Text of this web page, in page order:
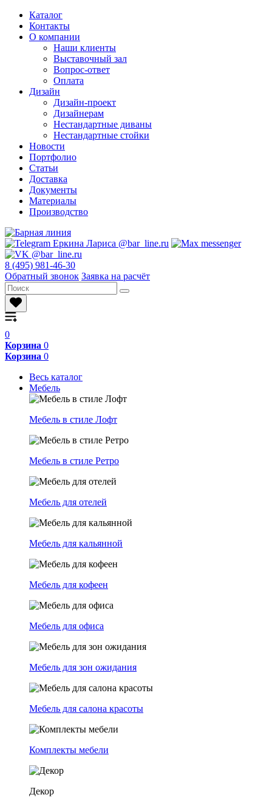
Каталог
Контакты
О компании
Наши клиенты
Выставочный зал
Вопрос-ответ
Оплата
Дизайн
Дизайн-проект
Дизайнерам
Нестандартные диваны
Нестандартные стойки
Новости
Портфолио
Статьи
Доставка
Документы
Материалы
Производство
8 (495) 981-46-30
Обратный звонок Заявка на расчёт
0
Корзина 0
Корзина 0
Весь каталог
Мебель
Мебель в стиле Лофт
Мебель в стиле Ретро
Мебель для отелей
Мебель для кальянной
Мебель для кофеен
Мебель для офиса
Мебель для зон ожидания
Мебель для салона красоты
Комплекты мебели
Декор